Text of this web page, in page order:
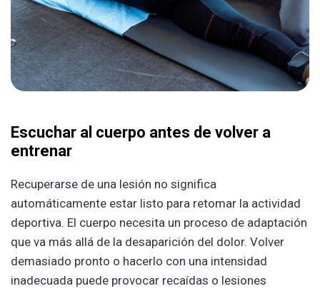
Escuchar al cuerpo antes de volver a
entrenar
Recuperarse de una lesión no significa
automáticamente estar listo para retomar la actividad
deportiva. El cuerpo necesita un proceso de adaptación
que va más allá de la desaparición del dolor. Volver
demasiado pronto o hacerlo con una intensidad
inadecuada puede provocar recaídas o lesiones